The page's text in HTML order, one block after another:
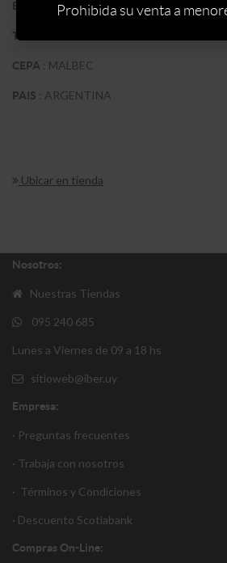
BODEGA:BODEGA DOMINGO MOLINA
TIPO DE VINO
CEPA : MALBEC
PAIS : ARGENTINA
Ubicar en tienda
Nosotros:
Nuestras Tiendas
095 240 685
Lunes a Viernes de 09 a 18 hs
sitioweb@iber.uy
Empresa:
· Preguntas frecuentes
· Trabaja con nosotros
· Términos y Condiciones
· Descuento Scotiabank
Compras On-Line:
Prohibida su venta a